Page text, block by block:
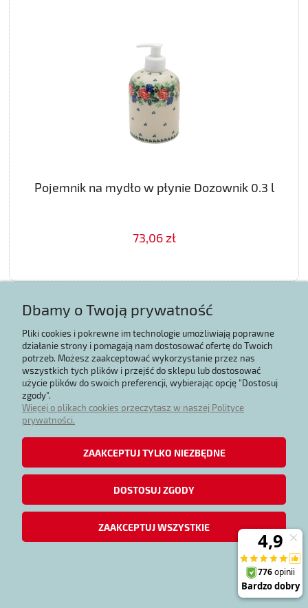
Pojemnik na mydło w płynie Dozownik 0.3 l
73,06 zł
Pojemnik na mydło w płynie Dozownik 0.3 l
84,03 zł
Dbamy o Twoją prywatność
Pliki cookies i pokrewne im technologie umożliwiają poprawne
działanie strony i pomagają nam dostosować ofertę do Twoich
potrzeb. Możesz zaakceptować wykorzystanie przez nas
wszystkich tych plików i przejść do sklepu lub dostosować
użycie plików do swoich preferencji, wybierając opcję "Dostosuj
zgody".
Więcej o plikach cookies przeczytasz w naszej Polityce
prywatności.
ZAAKCEPTUJ TYLKO NIEZBĘDNE
DOSTOSUJ ZGODY
ZAAKCEPTUJ WSZYSTKIE